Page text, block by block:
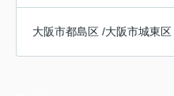
大阪市都島区 /大阪市城東区